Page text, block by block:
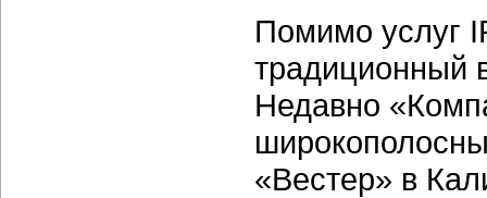
Помимо услуг
традиционный
Недавно
«Вестер» в